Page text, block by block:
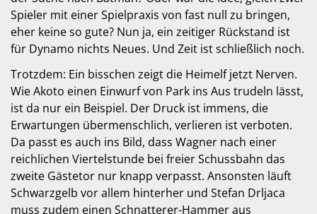
Spieler mit einer Spielpraxis von fast null zu bringen,
eher keine so gute? Nun ja, ein zeitiger Rückstand ist
für Dynamo nichts Neues. Und Zeit ist schließlich noch.
Trotzdem: Ein bisschen zeigt die Heimelf jetzt Nerven.
Wie Akoto einen Einwurf von Park ins Aus trudeln lässt,
ist da nur ein Beispiel. Der Druck ist immens, die
Erwartungen übermenschlich, verlieren ist verboten.
Da passt es auch ins Bild, dass Wagner nach einer
reichlichen Viertelstunde bei freier Schussbahn das
zweite Gästetor nur knapp verpasst. Ansonsten läuft
Schwarzgelb vor allem hinterher und Stefan Drljaca
muss zudem einen Schnatterer-Hammer aus